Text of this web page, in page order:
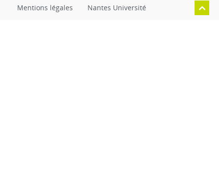
Mentions légales Nantes Université